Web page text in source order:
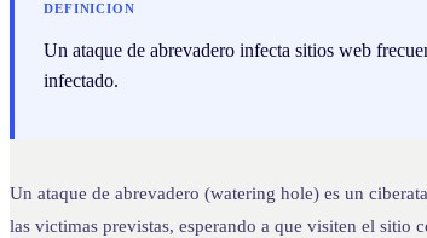
DEFINICION
Un ataque de abrevadero infecta sitios web
infectado.
Un ataque de abrevadero (watering hole) es un
las victimas previstas, esperando a que visiten el sitio